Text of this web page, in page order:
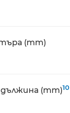
(mm)
(mm)10